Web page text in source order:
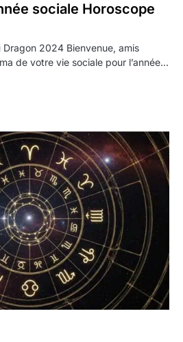
sociale Horoscope
Dragon 2024 Bienvenue, amis
de votre vie sociale pour l’année…